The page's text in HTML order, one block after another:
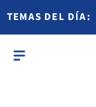
TEMAS DEL DÍA: